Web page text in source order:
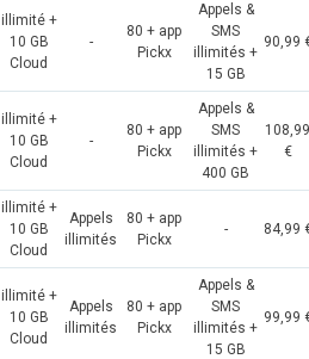
illimité +
10 GB
Cloud
-
80 + app
Pickx
Appels &
SMS
illimités +
15 GB
90,99
illimité +
10 GB
Cloud
-
80 + app
Pickx
Appels &
SMS
illimités +
400 GB
108,99
€
illimité +
10 GB
Cloud
Appels
illimités
80 + app
Pickx
- 84,99
illimité +
10 GB
Cloud
Appels
illimités
80 + app
Pickx
Appels &
SMS
illimités +
15 GB
99,99